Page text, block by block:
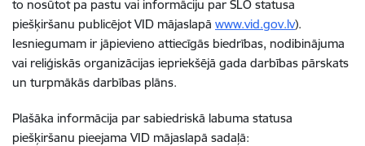
to nosūtot pa pastu vai informāciju par SLO statusa
piešķiršanu publicējot VID mājaslapā www.vid.gov.lv).
Iesniegumam ir jāpievieno attiecīgās biedrības, nodibinājuma
vai reliģiskās organizācijas iepriekšējā gada darbības pārskats
un turpmākās darbības plāns.
Plašāka informācija par sabiedriskā labuma statusa
piešķiršanu pieejama VID mājaslapā sadaļā: